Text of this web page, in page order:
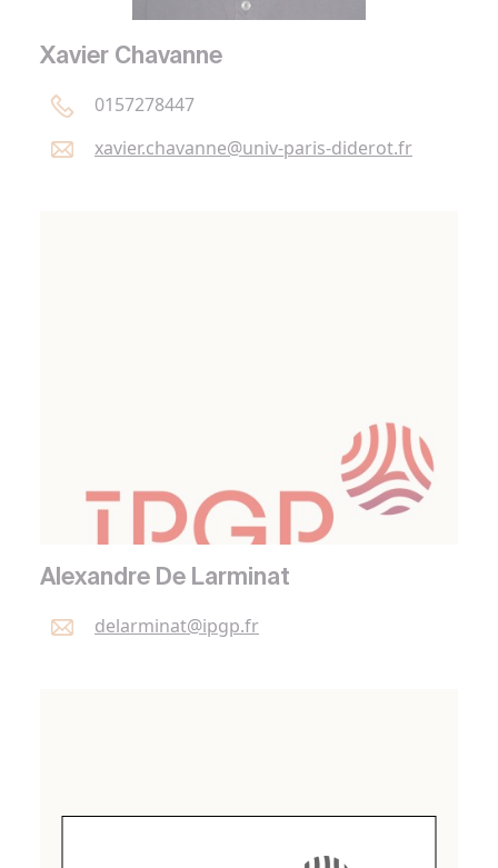
Xavier Chavanne
0157278447
xavier.chavanne@univ-paris-diderot.fr
Alexandre De Larminat
delarminat@ipgp.fr